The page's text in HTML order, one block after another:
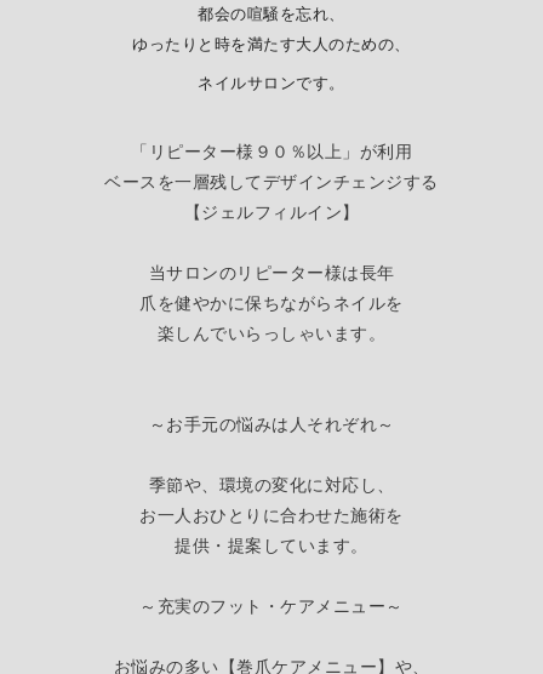
都会の喧騒を忘れ、
ゆったりと時を満たす大人のための、
ネイルサロンです。
「リピーター様９０％以上」が利用
ベースを一層残してデザインチェンジする
【ジェルフィルイン】
当サロンのリピーター様は長年
爪を健やかに保ちながらネイルを
楽しんでいらっしゃいます。
～お手元の悩みは人それぞれ～
季節や、環境の変化に対応し、
お一人おひとりに合わせた施術を
提供・提案しています。
～充実のフット・ケアメニュー～
お悩みの多い【巻爪ケアメニュー】や、